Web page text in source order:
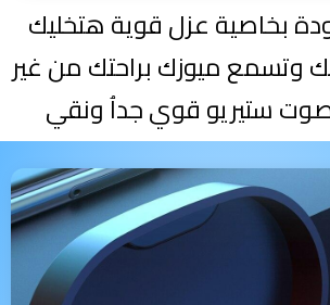
بخاصية عزل قوية هتخليك
وتسمع ميوزك براحتك من غير
ستيريو قوي جداُ ونقي